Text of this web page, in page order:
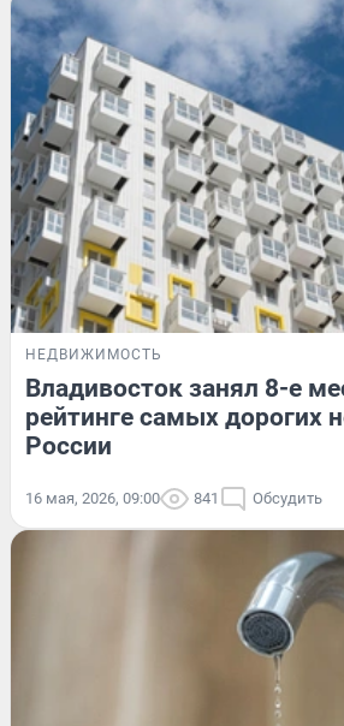
НЕДВИЖИМОСТЬ
Владивосток занял 8-е
рейтинге самых дорогих
России
16 мая, 2026, 09:00 841 Обсудить